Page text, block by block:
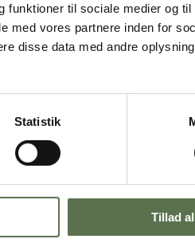
funktioner til sociale medier og til
med vores partnere inden for
disse data med andre
Statistik
Tillad
Derfor bør du også prøve den
i en snurre. De danske
perfekt den efterårets indendørs